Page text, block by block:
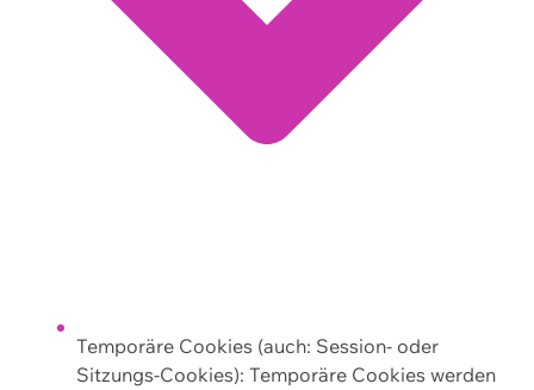
Temporäre Cookies (auch: Session- oder
Sitzungs-Cookies): Temporäre Cookies werden